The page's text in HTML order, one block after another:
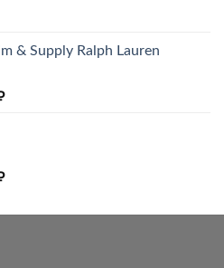
& Supply Ralph Lauren